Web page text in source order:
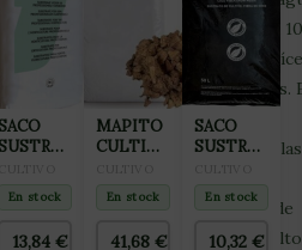
Con solo 3 gramos por cada 10
floración y el desarrollo de las
plantas más fuertes y productivas.
más versátil y se adapta tanto a
como orgánicos. Supera todas las
Magic Buds aplicado en la fase de
engorde de los cogollos. Su alto
SACO
SUSTRATO
En stock
13,84€
MAPITO
CULTIWOOL
En stock
41,68€
SACO
SUSTRATO
GROTEK
50L
En stock
10,32€